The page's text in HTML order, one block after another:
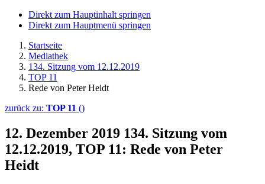
Direkt zum Hauptinhalt springen
Direkt zum Hauptmenü springen
Startseite
Mediathek
134. Sitzung vom 12.12.2019
TOP 11
Rede von Peter Heidt
zurück zu: TOP 11 ()
12. Dezember 2019 134. Sitzung vom
12.12.2019, TOP 11: Rede von Peter
Heidt